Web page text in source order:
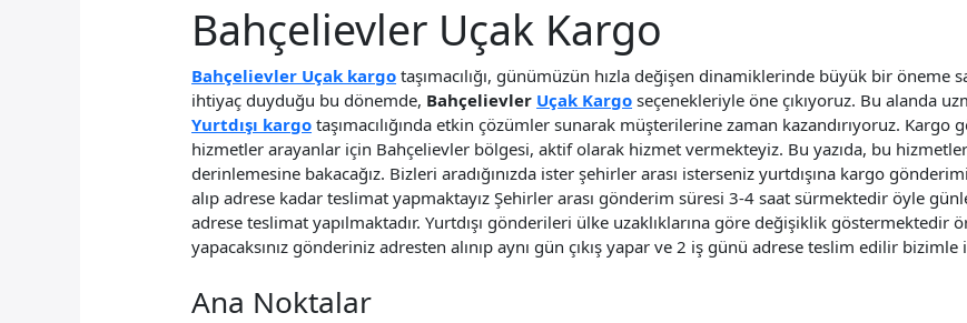
Bahçelievler Uçak Kargo
Bahçelievler Uçak kargo taşımacılığı, günümüzün hızla değişen dinamiklerinde büyük bir öneme
ihtiyaç duyduğu bu dönemde, Bahçelievler Uçak Kargo seçenekleriyle öne çıkıyoruz. Bu alanda
Yurtdışı kargo taşımacılığında etkin çözümler sunarak müşterilerine zaman kazandırıyoruz.
hizmetler arayanlar için Bahçelievler bölgesi, aktif olarak hizmet vermekteyiz. Bu yazıda, bu
derinlemesine bakacağız. Bizleri aradığınızda ister şehirler arası isterseniz yurtdışına kargo
alıp adrese kadar teslimat yapmaktayız Şehirler arası gönderim süresi 3-4 saat sürmektedir öyle
adrese teslimat yapılmaktadır. Yurtdışı gönderileri ülke uzaklıklarına göre değişiklik göstermektedir
yapacaksınız gönderiniz adresten alınıp aynı gün çıkış yapar ve 2 iş günü adrese teslim edilir bizimle
Ana Noktalar